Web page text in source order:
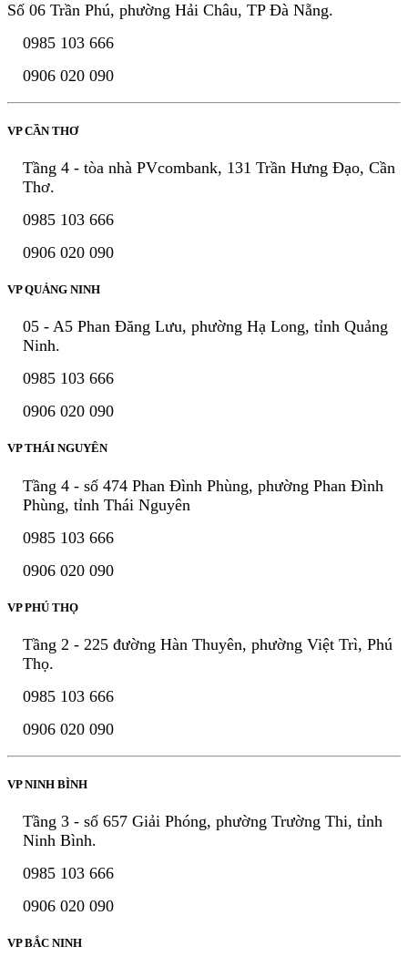
Số 06 Trần Phú, phường Hải Châu, TP Đà Nẵng.
0985 103 666
0906 020 090
VP CẦN THƠ
Tầng 4 - tòa nhà PVcombank, 131 Trần Hưng Đạo, Cần
Thơ.
0985 103 666
0906 020 090
VP QUẢNG NINH
05 - A5 Phan Đăng Lưu, phường Hạ Long, tỉnh Quảng
Ninh.
0985 103 666
0906 020 090
VP THÁI NGUYÊN
Tầng 4 - số 474 Phan Đình Phùng, phường Phan Đình
Phùng, tỉnh Thái Nguyên
0985 103 666
0906 020 090
VP PHÚ THỌ
Tầng 2 - 225 đường Hàn Thuyên, phường Việt Trì, Phú
Thọ.
0985 103 666
0906 020 090
VP NINH BÌNH
Tầng 3 - số 657 Giải Phóng, phường Trường Thi, tỉnh
Ninh Bình.
0985 103 666
0906 020 090
VP BẮC NINH